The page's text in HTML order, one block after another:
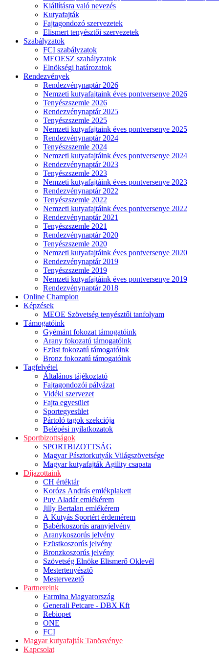
Kiállításra való nevezés
Kutyafajták
Fajtagondozó szervezetek
Elismert tenyésztői szervezetek
Szabályzatok
FCI szabályzatok
MEOESZ szabályzatok
Elnökségi határozatok
Rendezvények
Rendezvénynaptár 2026
Nemzeti kutyafajtaink éves pontversenye 2026
Tenyészszemle 2026
Rendezvénynaptár 2025
Tenyészszemle 2025
Nemzeti kutyafajtaink éves pontversenye 2025
Rendezvénynaptár 2024
Tenyészszemle 2024
Nemzeti kutyafajtáink éves pontversenye 2024
Rendezvénynaptár 2023
Tenyészszemle 2023
Nemzeti kutyafajtáink éves pontversenye 2023
Rendezvénynaptár 2022
Tenyészszemle 2022
Nemzeti kutyafajtáink éves pontversenye 2022
Rendezvénynaptár 2021
Tenyészszemle 2021
Rendezvénynaptár 2020
Tenyészszemle 2020
Nemzeti kutyafajtáink éves pontversenye 2020
Rendezvénynaptár 2019
Tenyészszemle 2019
Nemzeti kutyafajtáink éves pontversenye 2019
Rendezvénynaptár 2018
Online Champion
Képzések
MEOE Szövetség tenyésztői tanfolyam
Támogatóink
Gyémánt fokozat támogatóink
Arany fokozatú támogatóink
Ezüst fokozatú támogatóink
Bronz fokozatú támogatóink
Tagfelvétel
Általános tájékoztató
Fajtagondozói pályázat
Vidéki szervezet
Fajta egyesület
Sportegyesület
Pártoló tagok szekciója
Belépési nyilatkozatok
Sportbizottságok
SPORTBIZOTTSÁG
Magyar Pásztorkutyák Világszövetsége
Magyar kutyafajták Agility csapata
Díjazottaink
CH értéktár
Korózs András emlékplakett
Puy Aladár emlékérem
Jilly Bertalan emlékérem
A Kutyás Sportért érdemérem
Babérkoszorús aranyjelvény
Aranykoszorús jelvény
Ezüstkoszorús jelvény
Bronzkoszorús jelvény
Szövetség Elnöke Elismerő Oklevél
Mestertenyésztő
Mestervezető
Partnereink
Farmina Magyarország
Generali Petcare - DBX Kft
Rebiopet
ONE
FCI
Magyar kutyafajták Tanösvénye
Kapcsolat